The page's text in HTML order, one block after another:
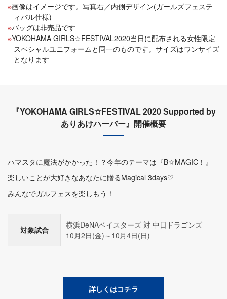
画像はイメージです。写真右／内側デザイン(ガールズフェステ
ィバル仕様)
バッグは非売品です
YOKOHAMA GIRLS☆FESTIVAL2020当日に配布される女性限定
スペシャルユニフォームと同一のものです。サイズはワンサイズ
となります
『YOKOHAMA GIRLS☆FESTIVAL 2020 Supported by
ありあけハーバー』開催概要
ハマスタに魔法がかかった！？今年のテーマは『B☆MAGIC！』
楽しいことが大好きなあなたに贈るMagical 3days♡
みんなでガルフェスを楽しもう！
対象試合
横浜DeNAベイスターズ 対 中日ドラゴンズ
10月2日(金)～10月4日(日)
詳しくはコチラ